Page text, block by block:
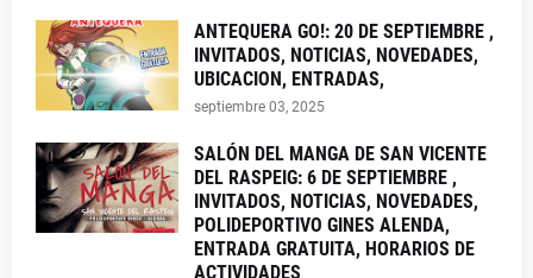
ANTEQUERA GO!: 20 DE SEPTIEMBRE ,
INVITADOS, NOTICIAS, NOVEDADES,
UBICACION, ENTRADAS,
septiembre 03, 2025
SALÓN DEL MANGA DE SAN VICENTE
DEL RASPEIG: 6 DE SEPTIEMBRE ,
INVITADOS, NOTICIAS, NOVEDADES,
POLIDEPORTIVO GINES ALENDA,
ENTRADA GRATUITA, HORARIOS DE
ACTIVIDADES